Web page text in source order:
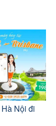
Nội đi